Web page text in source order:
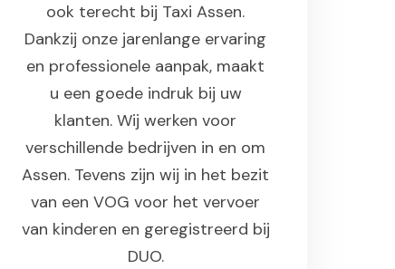
ook terecht bij Taxi Assen.
Dankzij onze jarenlange ervaring
en professionele aanpak, maakt
u een goede indruk bij uw
klanten. Wij werken voor
verschillende bedrijven in en om
Assen. Tevens zijn wij in het bezit
van een VOG voor het vervoer
van kinderen en geregistreerd bij
DUO.